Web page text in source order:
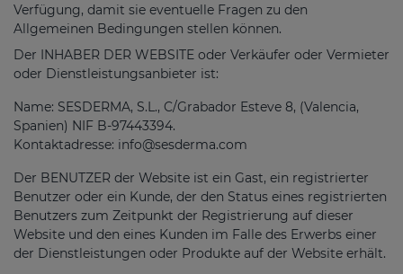
Verfügung, damit sie eventuelle Fragen zu den
Allgemeinen Bedingungen stellen können.
Der INHABER DER WEBSITE oder Verkäufer oder Vermieter
oder Dienstleistungsanbieter ist:
Name: SESDERMA, S.L., C/Grabador Esteve 8, (Valencia,
Spanien) NIF B-97443394.
Kontaktadresse: info@sesderma.com
Der BENUTZER der Website ist ein Gast, ein registrierter
Benutzer oder ein Kunde, der den Status eines registrierten
Benutzers zum Zeitpunkt der Registrierung auf dieser
Website und den eines Kunden im Falle des Erwerbs einer
der Dienstleistungen oder Produkte auf der Website erhält.